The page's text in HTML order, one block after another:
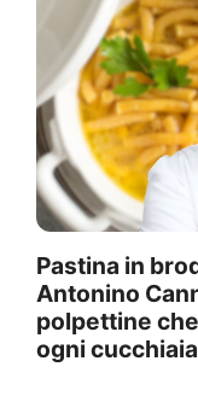
Pastina in
Antonino
polpettine
ogni